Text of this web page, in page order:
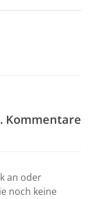
Kommentare
an oder
noch keine